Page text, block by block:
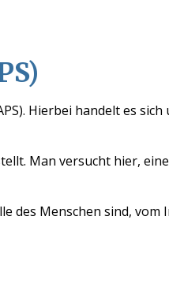
. Hierbei handelt es sich
. Man versucht hier,
des Menschen sind, vom